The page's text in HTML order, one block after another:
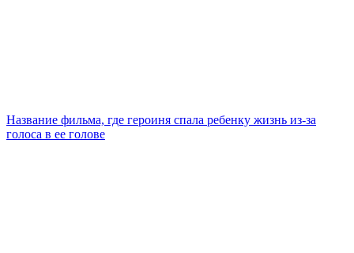
Название фильма, где героиня спала ребенку жизнь из-за
голоса в ее голове